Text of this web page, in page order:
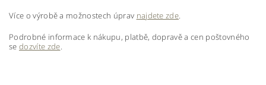
Více o výrobě a možnostech úprav najdete zde.
Podrobné informace k nákupu, platbě, dopravě a cen poštovného
se dozvíte zde.